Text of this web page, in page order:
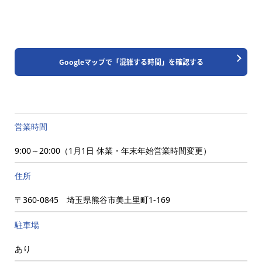
営業時間
9:00～20:00（1月1日 休業・年末年始営業時間変更）
住所
〒360-0845 埼玉県熊谷市美土里町1-169
駐車場
あり
Googleマップで「混雑する時間」を確認する